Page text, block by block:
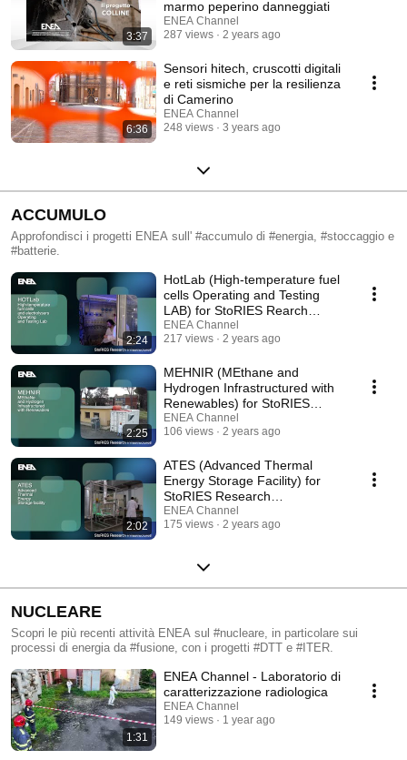
3:37
marmo peperino danneggiati
ENEA Channel
287 views
2 years ago
6:36
Sensori hitech, cruscotti digitali
e reti sismiche per la resilienza
di Camerino
ENEA Channel
248 views
3 years ago
ACCUMULO
Approfondisci i progetti ENEA sull' #accumulo di #energia, #stoccaggio e
#batterie.
2:24
HotLab (High-temperature fuel
cells Operating and Testing
LAB) for StoRIES Rearch
Infrastructures
ENEA Channel
217 views
2 years ago
2:25
MEHNIR (MEthane and
Hydrogen Infrastructured with
Renewables) for StoRIES
Research Infrastructures
ENEA Channel
106 views
2 years ago
2:02
ATES (Advanced Thermal
Energy Storage Facility) for
StoRIES Research
Infrastructures
ENEA Channel
175 views
2 years ago
NUCLEARE
Scopri le più recenti attività ENEA sul #nucleare, in particolare sui
processi di energia da #fusione, con i progetti #DTT e #ITER.
1:31
ENEA Channel - Laboratorio di
caratterizzazione radiologica
ENEA Channel
149 views
1 year ago